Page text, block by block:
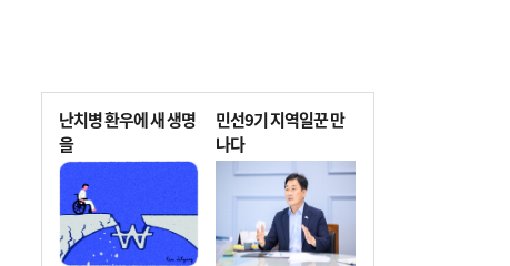
난치병 환우에 새 생명
을
민선9기 지역일꾼 만
나다